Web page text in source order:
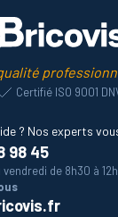
Certifié ISO 9001
? Nos experts
98 45
vendredi de 8h30 à